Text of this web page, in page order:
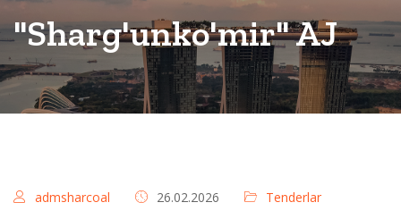
"Sharg'unko'mir" AJ
admsharcoal 26.02.2026
Tenderlar